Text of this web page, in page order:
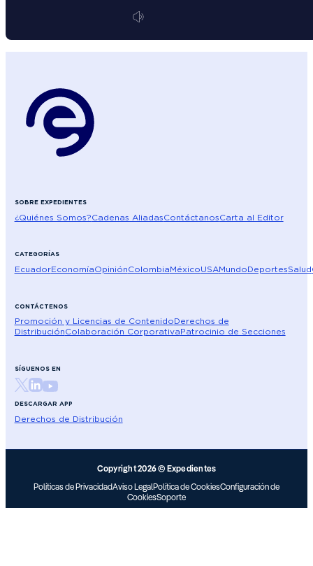
SOBRE EXPEDIENTES
¿Quiénes Somos?Cadenas AliadasContáctanosCarta al Editor
CATEGORÍAS
EcuadorEconomíaOpiniónColombiaMéxicoUSAMundoDeportesSalud
CONTÁCTENOS
Promoción y Licencias de ContenidoDerechos de
DistribuciónColaboración CorporativaPatrocinio de Secciones
SÍGUENOS EN
DESCARGAR APP
Derechos de Distribución
Copyright 2026 © Expedientes
Políticas de PrivacidadAviso LegalPolítica de CookiesConfiguración de
CookiesSoporte